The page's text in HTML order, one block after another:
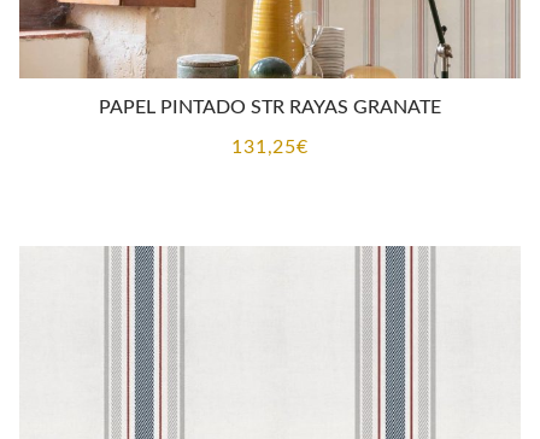
PAPEL PINTADO STR RAYAS GRANATE
131,25€